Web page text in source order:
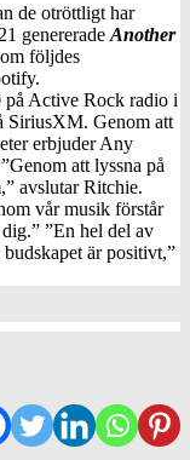
de otröttligt har
genererade Another
följdes
på Active Rock radio i
SiriusXM. Genom att
erbjuder Any
att lyssna på
avslutar Ritchie.
vår musik förstår
”En hel del av
är positivt,”